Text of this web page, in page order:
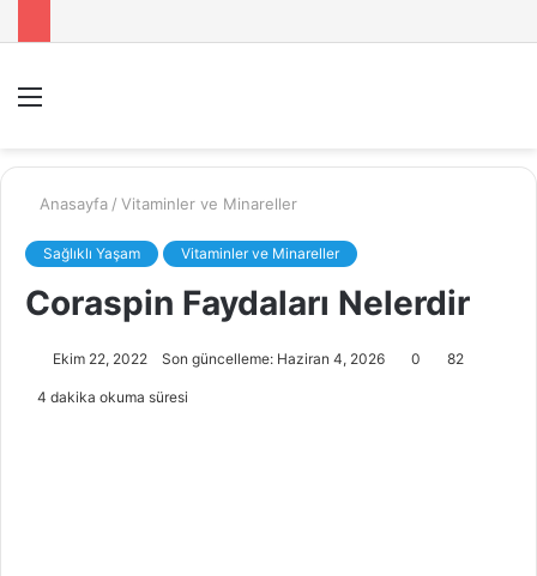
...
Anasayfa / Vitaminler ve Minareller
Sağlıklı Yaşam Vitaminler ve Minareller
Coraspin Faydaları Nelerdir
Ekim 22, 2022 Son güncelleme: Haziran 4, 2026 0 82
4 dakika okuma süresi